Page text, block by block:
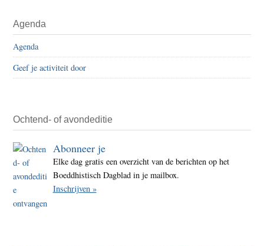
Sidebar
Agenda
Agenda
Geef je activiteit door
Ochtend- of avondeditie
Abonneer je
Elke dag gratis een overzicht van de berichten op het
Boeddhistisch Dagblad in je mailbox.
Inschrijven »